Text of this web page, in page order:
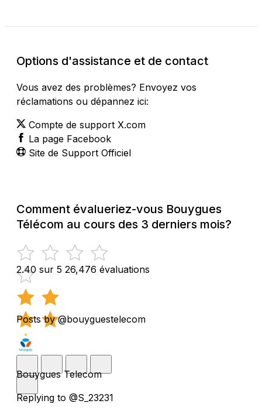
Options d'assistance et de contact
Vous avez des problèmes? Envoyez vos
réclamations ou dépannez ici:
Compte de support X.com
La page Facebook
Site de Support Officiel
Comment évalueriez-vous Bouygues
Télécom au cours des 3 derniers mois?
2.40 sur 5 26,476 évaluations
Posts by @bouyguestelecom
Bouygues Telecom
Replying to @S_23231